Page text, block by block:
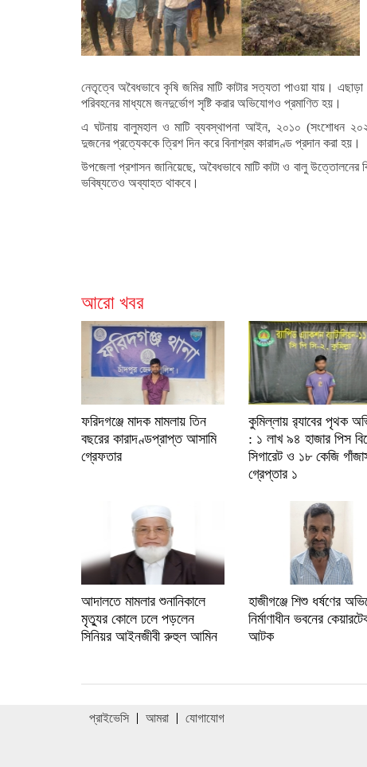
নেতৃত্বে অবৈধভাবে কৃষি জমির মাটি কাটার সত্যতা পাওয়া যায়।
পরিবহনের মাধ্যমে জনদুর্ভোগ সৃষ্টি করার অভিযোগও প্রমাণিত হয়।
এ ঘটনায় বালুমহাল ও মাটি ব্যবস্থাপনা আইন, ২০১০ (সংশোধন
দুজনের প্রত্যেককে ত্রিশ দিন করে বিনাশ্রম কারাদণ্ড প্রদান করা হয়।
উপজেলা প্রশাসন জানিয়েছে, অবৈধভাবে মাটি কাটা ও বালু উত্তোলনের
ভবিষ্যতেও অব্যাহত থাকবে।
আরো খবর
ফরিদগঞ্জে মাদক মামলায় তিন
বছরের কারাদণ্ডপ্রাপ্ত আসামি
গ্রেফতার
কুমিল্লায় র‌্যাবের পৃথক
: ১ লাখ ৯৪ হাজার পিস
সিগারেট ও ১৮ কেজি
গ্রেপ্তার ১
আদালতে মামলার শুনানিকালে
মৃত্যুর কোলে ঢলে পড়লেন
সিনিয়র আইনজীবী রুহুল আমিন
হাজীগঞ্জে শিশু ধর্ষণের
নির্মাণাধীন ভবনের
আটক
প্রাইভেসি আমরা যোগাযোগ